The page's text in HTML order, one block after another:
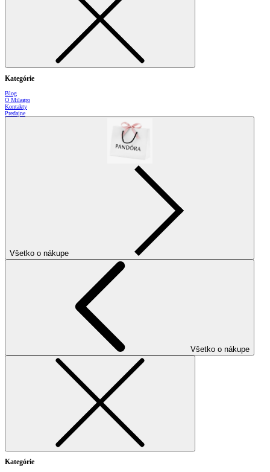
Kategórie
Blog
O Milagro
Kontakty
Predajne
Všetko o nákupe
Všetko o nákupe
Kategórie